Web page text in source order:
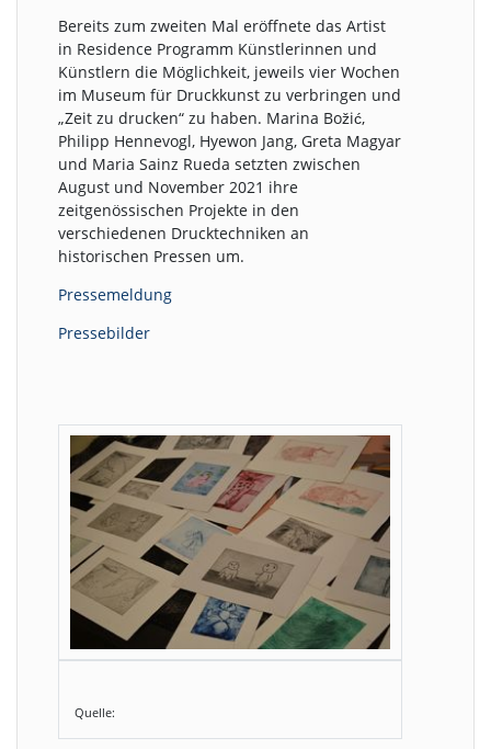
Bereits zum zweiten Mal eröffnete das Artist
in Residence Programm Künstlerinnen und
Künstlern die Möglichkeit, jeweils vier Wochen
im Museum für Druckkunst zu verbringen und
„Zeit zu drucken“ zu haben. Marina Božić,
Philipp Hennevogl, Hyewon Jang, Greta Magyar
und Maria Sainz Rueda setzten zwischen
August und November 2021 ihre
zeitgenössischen Projekte in den
verschiedenen Drucktechniken an
historischen Pressen um.
Pressemeldung
Pressebilder
Quelle: